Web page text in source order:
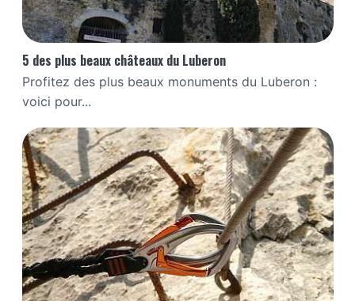
5 des plus beaux châteaux du Luberon
Profitez des plus beaux monuments du Luberon :
voici pour...